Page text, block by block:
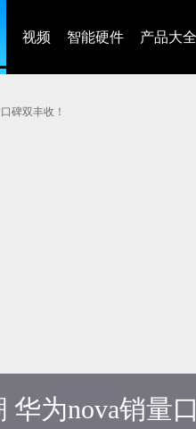
视频 智能硬件 产品大全
华为nova销量